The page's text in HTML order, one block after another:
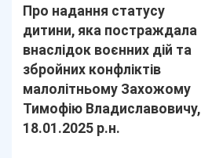
Про надання статусу
дитини, яка постраждала
внаслідок воєнних дій та
збройних конфліктів
малолітньому Захожому
Тимофію Владиславовичу,
18.01.2025 р.н.